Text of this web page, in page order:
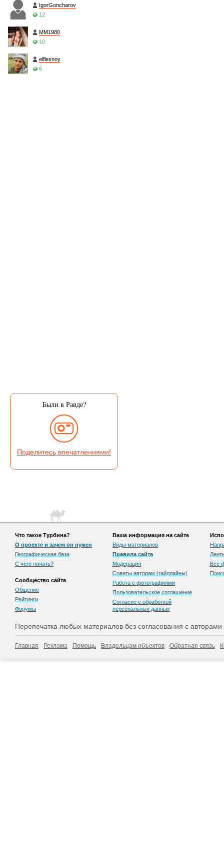
IgorGoncharov
12
MM1980
10
elflesnoy
6
Были в Равде?
Поделитесь впечатлениями!
Что такое Турбина?
О проекте и зачем он нужен
Географическая база
С чего начать?
Сообщество сайта
Общение
Рейтинги
Форумы
Ваша информация на сайте
Виды материалов
Правила сайта
Модерация
Советы авторам (гайдлайны)
Работа с фотографиями
Пользовательскоe соглашение
Согласие с обработкой
персональных данных
Все
Перепечатка любых материалов без согласования с
Главная Реклама Помощь Владельцам объектов Обратная связь